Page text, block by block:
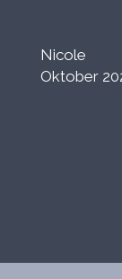
Nicole
Oktober